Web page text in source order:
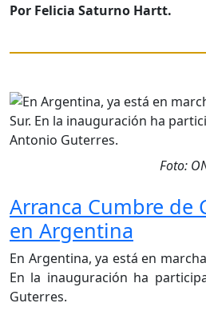
Por Felicia Saturno Hartt.
Foto:
Arranca Cumbre de
en Argentina
En Argentina, ya está en
En la inauguración ha
Guterres.